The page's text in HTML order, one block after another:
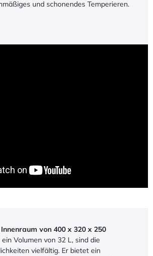
und schonendes Temperieren.
Innenraum von 400 x 320 x 250
ein Volumen von 32 L, sind die
vielfältig. Er bietet ein